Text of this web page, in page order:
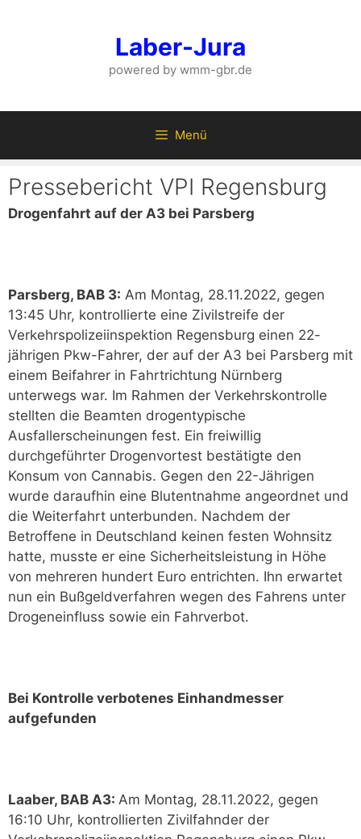
Laber-Jura
powered by wmm-gbr.de
Menü
Pressebericht VPI Regensburg
Drogenfahrt auf der A3 bei Parsberg
Parsberg, BAB 3: Am Montag, 28.11.2022, gegen
13:45 Uhr, kontrollierte eine Zivilstreife der
Verkehrspolizeiinspektion Regensburg einen 22-
jährigen Pkw-Fahrer, der auf der A3 bei Parsberg mit
einem Beifahrer in Fahrtrichtung Nürnberg
unterwegs war. Im Rahmen der Verkehrskontrolle
stellten die Beamten drogentypische
Ausfallerscheinungen fest. Ein freiwillig
durchgeführter Drogenvortest bestätigte den
Konsum von Cannabis. Gegen den 22-Jährigen
wurde daraufhin eine Blutentnahme angeordnet und
die Weiterfahrt unterbunden. Nachdem der
Betroffene in Deutschland keinen festen Wohnsitz
hatte, musste er eine Sicherheitsleistung in Höhe
von mehreren hundert Euro entrichten. Ihn erwartet
nun ein Bußgeldverfahren wegen des Fahrens unter
Drogeneinfluss sowie ein Fahrverbot.
Bei Kontrolle verbotenes Einhandmesser
aufgefunden
Laaber, BAB A3: Am Montag, 28.11.2022, gegen
16:10 Uhr, kontrollierten Zivilfahnder der